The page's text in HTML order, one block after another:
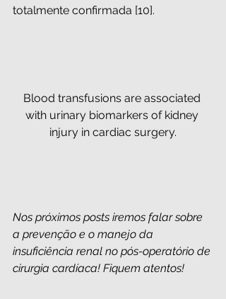
totalmente confirmada [10].
Blood transfusions are associated
with urinary biomarkers of kidney
injury in cardiac surgery.
Nos próximos posts iremos falar sobre
a prevenção e o manejo da
insuficiência renal no pós-operatório de
cirurgia cardíaca! Fiquem atentos!